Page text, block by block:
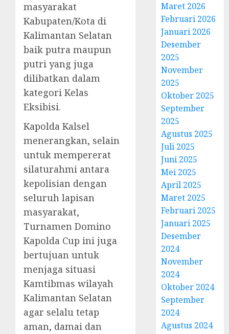
masyarakat
Kabupaten/Kota di
Kalimantan Selatan
baik putra maupun
putri yang juga
dilibatkan dalam
kategori Kelas
Eksibisi.
Kapolda Kalsel
menerangkan, selain
untuk mempererat
silaturahmi antara
kepolisian dengan
seluruh lapisan
masyarakat,
Turnamen Domino
Kapolda Cup ini juga
bertujuan untuk
menjaga situasi
Kamtibmas wilayah
Kalimantan Selatan
agar selalu tetap
aman, damai dan
Maret 2026
Februari 2026
Januari 2026
Desember
2025
November
2025
Oktober 2025
September
2025
Agustus 2025
Juli 2025
Juni 2025
Mei 2025
April 2025
Maret 2025
Februari 2025
Januari 2025
Desember
2024
November
2024
Oktober 2024
September
2024
Agustus 2024